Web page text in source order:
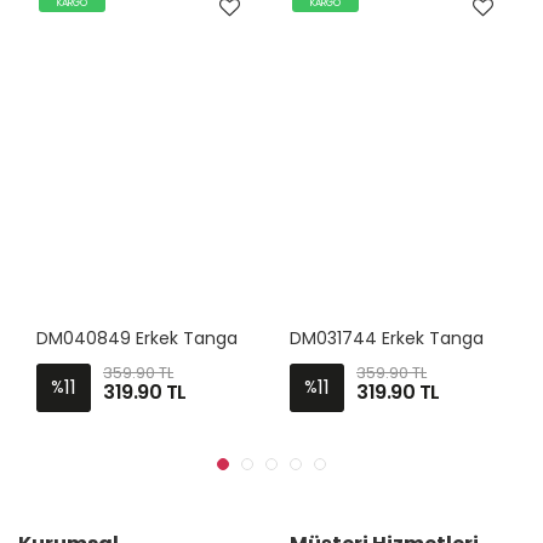
DM040849 Erkek Tanga
%11
359.90 TL
319.90 TL
DM031744 Erkek Tanga
%11
359.90 TL
319.90 TL